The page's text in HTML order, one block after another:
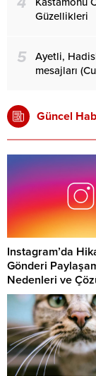
Güzellikleri
5
Ayetli,
mesajları
Güncel
Instagram’da
Gönderi
Nedenleri ve